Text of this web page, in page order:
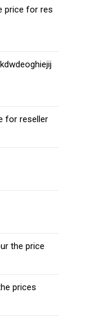
price for res
for reseller
the price
prices